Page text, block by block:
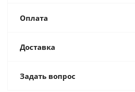
Оплата
Доставка
Задать вопрос